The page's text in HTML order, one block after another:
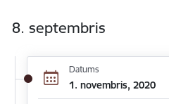
8. septembris
Datums
1. novembris, 2020